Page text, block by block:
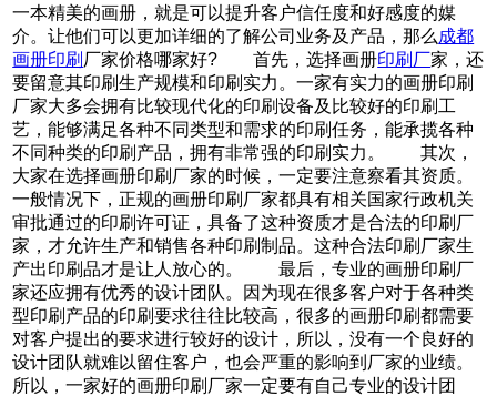
一本精美的画册，就是可以提升客户信任度和好感度的媒
介。让他们可以更加详细的了解公司业务及产品，那么 成都
画册印刷 厂家价格哪家好? 首先，选择画册印刷厂家，还
要留意其印刷生产规模和印刷实力。一家有实力的画册印刷
厂家大多会拥有比较现代化的印刷设备及比较好的印刷工
艺，能够满足各种不同类型和需求的印刷任务，能承揽各种
不同种类的印刷产品，拥有非常强的印刷实力。 其次，
大家在选择画册印刷厂家的时候，一定要注意察看其资质。
一般情况下，正规的画册印刷厂家都具有相关国家行政机关
审批通过的印刷许可证，具备了这种资质才是合法的印刷厂
家，才允许生产和销售各种印刷制品。这种合法印刷厂家生
产出印刷品才是让人放心的。 最后，专业的画册印刷厂
家还应拥有优秀的设计团队。因为现在很多客户对于各种类
型印刷产品的印刷要求往往比较高，很多的画册印刷都需要
对客户提出的要求进行较好的设计，所以，没有一个良好的
设计团队就难以留住客户，也会严重的影响到厂家的业绩。
所以，一家好的画册印刷厂家一定要有自己专业的设计团